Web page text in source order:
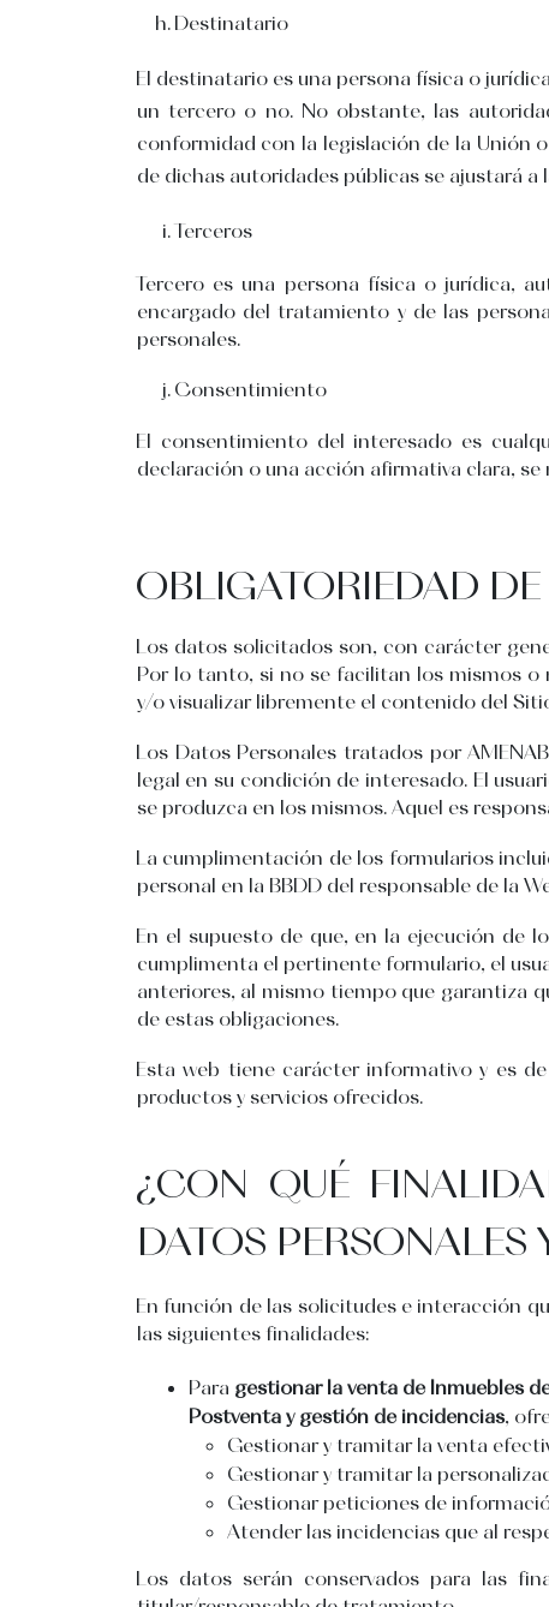
Destinatario
El destinatario es una persona física o
un tercero o no. No obstante, las
conformidad con la legislación de la Unión
de dichas autoridades públicas se ajustará
Terceros
Tercero es una persona física o jurídica,
encargado del tratamiento y de las
personales.
Consentimiento
El consentimiento del interesado es
declaración o una acción afirmativa clara,
OBLIGATORIEDAD
Los datos solicitados son, con carácter
Por lo tanto, si no se facilitan los mismos
y/o visualizar libremente el contenido del
Los Datos Personales tratados por
legal en su condición de interesado. El
se produzca en los mismos. Aquel es
La cumplimentación de los formularios
personal en la BBDD del responsable de la
En el supuesto de que, en la ejecución de
cumplimenta el pertinente formulario, el
anteriores, al mismo tiempo que garantiza
de estas obligaciones.
Esta web tiene carácter informativo y es
productos y servicios ofrecidos.
¿CON QUÉ
DATOS
En función de las solicitudes e interacción
las siguientes finalidades:
Para gestionar la venta de Inmuebles
Postventa y gestión de incidencias,
Gestionar y tramitar la venta
Gestionar y tramitar la
Gestionar peticiones de
Atender las incidencias que al
Los datos serán conservados para las